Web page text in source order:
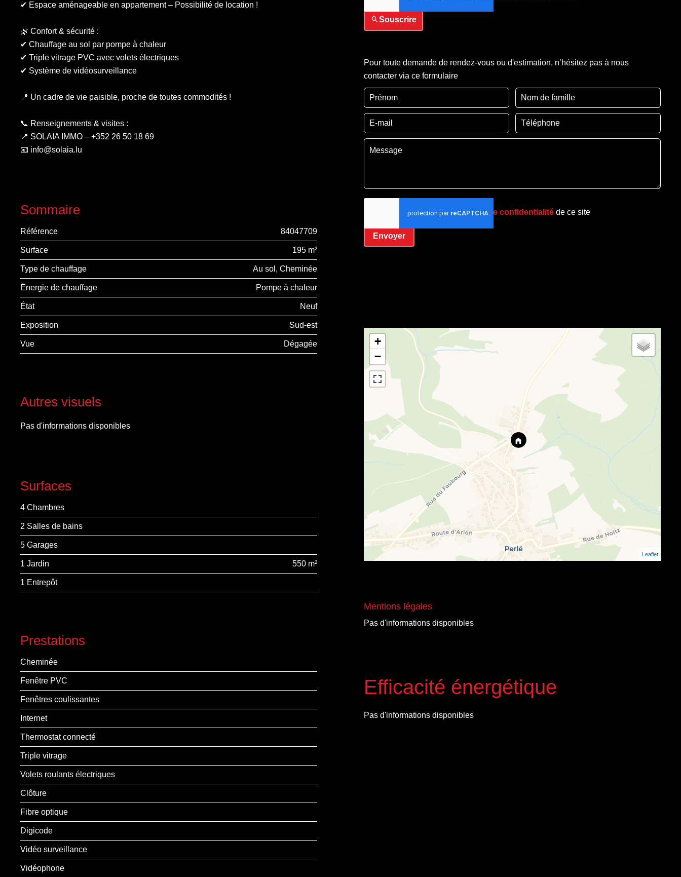
✔ Espace aménageable en appartement – Possibilité de location !
🌿 Confort & sécurité :
✔ Chauffage au sol par pompe à chaleur
✔ Triple vitrage PVC avec volets électriques
✔ Système de vidéosurveillance
📍 Un cadre de vie paisible, proche de toutes commodités !
📞 Renseignements & visites :
📍 SOLAIA IMMO – +352 26 50 18 69
📧 info@solaia.lu
Sommaire
Référence 84047709
Surface 195 m²
Type de chauffage Au sol, Cheminée
Énergie de chauffage Pompe à chaleur
État Neuf
Exposition Sud-est
Vue Dégagée
Autres visuels
Pas d'informations disponibles
Surfaces
4 Chambres
2 Salles de bains
5 Garages
1 Jardin 550 m²
1 Entrepôt
Prestations
Cheminée
Fenêtre PVC
Fenêtres coulissantes
Internet
Thermostat connecté
Triple vitrage
Volets roulants électriques
Clôture
Fibre optique
Digicode
Vidéo surveillance
Vidéophone
Souscrire
Pour toute demande de rendez-vous ou d'estimation, n’hésitez pas à nous
contacter via ce formulaire
J’ai lu et j'accepte lapolitique de confidentialité de ce site
Envoyer
+
−
Leaflet
Mentions légales
Pas d'informations disponibles
Efficacité énergétique
Pas d'informations disponibles